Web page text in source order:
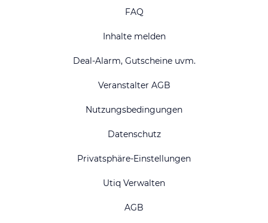
FAQ
Inhalte melden
Deal-Alarm, Gutscheine uvm.
Veranstalter AGB
Nutzungsbedingungen
Datenschutz
Privatsphäre-Einstellungen
Utiq Verwalten
AGB